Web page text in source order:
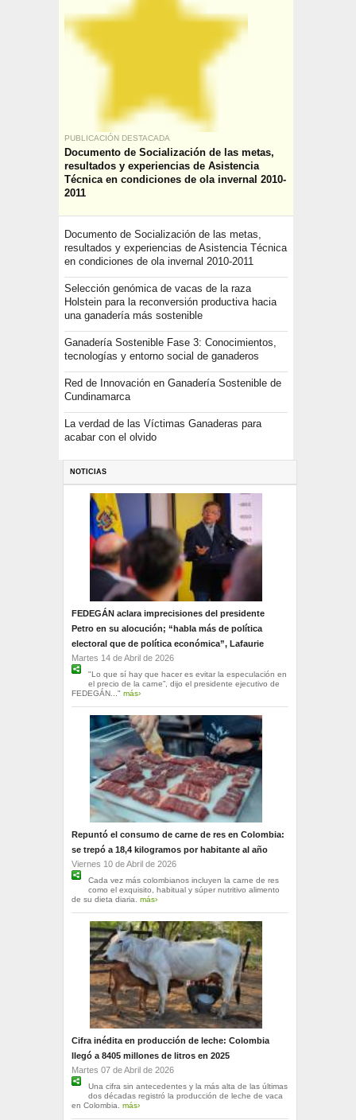
PUBLICACIÓN DESTACADA
Documento de Socialización de las metas,
resultados y experiencias de Asistencia
Técnica en condiciones de ola invernal 2010-
2011
Documento de Socialización de las metas,
resultados y experiencias de Asistencia Técnica
en condiciones de ola invernal 2010-2011
Selección genómica de vacas de la raza
Holstein para la reconversión productiva hacia
una ganadería más sostenible
Ganadería Sostenible Fase 3: Conocimientos,
tecnologías y entorno social de ganaderos
Red de Innovación en Ganadería Sostenible de
Cundinamarca
La verdad de las Víctimas Ganaderas para
acabar con el olvido
NOTICIAS
FEDEGÁN aclara imprecisiones del presidente
Petro en su alocución; “habla más de política
electoral que de política económica”, Lafaurie
Martes 14 de Abril de 2026
"Lo que sí hay que hacer es evitar la especulación en
el precio de la carne”, dijo el presidente ejecutivo de
FEDEGÁN..." más›
Repuntó el consumo de carne de res en Colombia:
se trepó a 18,4 kilogramos por habitante al año
Viernes 10 de Abril de 2026
Cada vez más colombianos incluyen la carne de res
como el exquisito, habitual y súper nutritivo alimento
de su dieta diaria. más›
Cifra inédita en producción de leche: Colombia
llegó a 8405 millones de litros en 2025
Martes 07 de Abril de 2026
Una cifra sin antecedentes y la más alta de las últimas
dos décadas registró la producción de leche de vaca
en Colombia. más›